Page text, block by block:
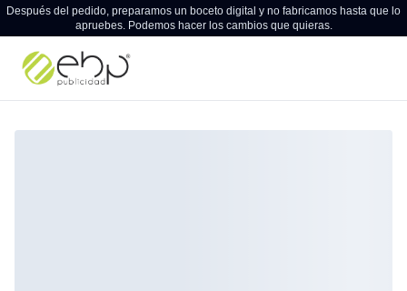
Después del pedido, preparamos un boceto digital y no fabricamos hasta que lo
apruebes. Podemos hacer los cambios que quieras.